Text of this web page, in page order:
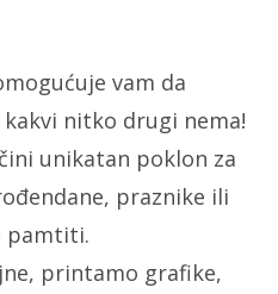
vam da
nitko drugi nema!
unikatan poklon za
praznike ili
pamtiti.
printamo grafike,